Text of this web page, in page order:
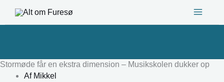
Stormøde får en ekstra dimension – Musikskolen dukker op
AfMikkel